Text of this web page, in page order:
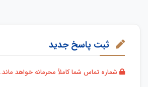
ثبت پاسخ جدید
شماره تماس شما کاملاً محرمانه خواهد ماند.